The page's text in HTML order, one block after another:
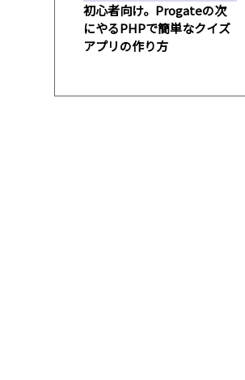
初心者向け。Progateの次
にやるPHPで簡単なクイズ
アプリの作り方